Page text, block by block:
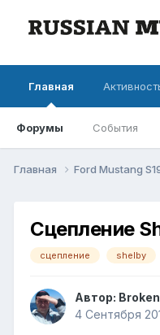
Главная
Форумы События
Главная Ford Mustang
Сцепление
сцепление shelby
Автор:
4 Сентября